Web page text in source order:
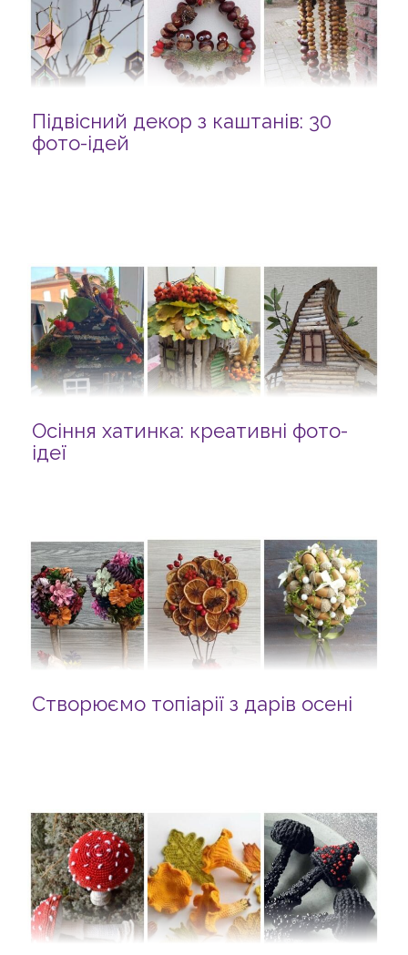
Підвісний декор з каштанів: 30
фото-ідей
Осіння хатинка: креативні фото-
ідеї
Створюємо топіарії з дарів осені